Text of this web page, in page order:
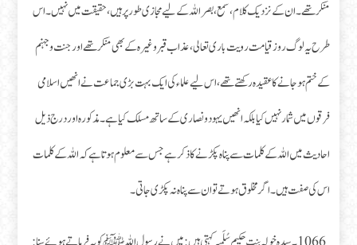
منکر تھے۔ ان کےنزد یک کلام، سمع، بصر اللہ کے لیے مجازی طور پرہیں، حقیقت میں نہیں۔ اس
طرح یہ لوگ روز قیامت رویت باری تعالی، عذاب قبر وغیرہ کے بھی منکرتھے اور جنت وجہنم
کے ختم ہو جانے کا عقیدہ رکھتے تھے، اس لیے علماء کی ایک بہت بڑی جماعت نے انھیں اسلامی
فرقوں میں شمار نہیں کیا بلکہ انھیں یہود و نصاری کے ساتھ مسلک کیا ہے۔ مذکورہ اور درج ذیل
احادیث میں اللہ کے کلمات سے پناہ پکڑنے کا ذکر ہے جس سے معلوم ہوتا ہے کہ اللہ کے کلمات
اس کی صفت ہیں۔ اگر مخلوق ہوتے تو ان سے پناہ نہ پکڑی جاتی۔